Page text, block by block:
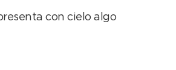
con cielo algo